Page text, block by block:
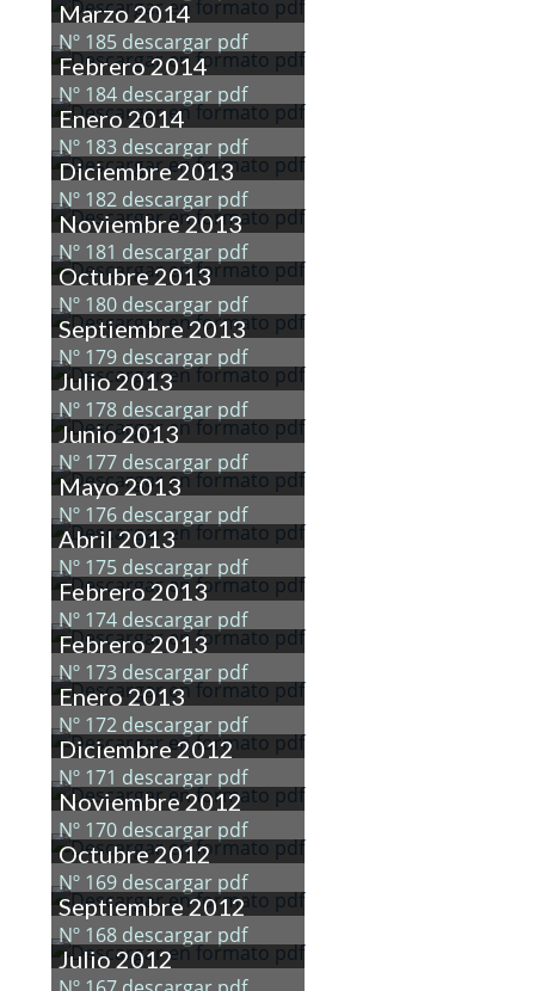
Marzo 2014
Nº 185 descargar pdf
Febrero 2014
Nº 184 descargar pdf
Enero 2014
Nº 183 descargar pdf
Diciembre 2013
Nº 182 descargar pdf
Noviembre 2013
Nº 181 descargar pdf
Octubre 2013
Nº 180 descargar pdf
Septiembre 2013
Nº 179 descargar pdf
Julio 2013
Nº 178 descargar pdf
Junio 2013
Nº 177 descargar pdf
Mayo 2013
Nº 176 descargar pdf
Abril 2013
Nº 175 descargar pdf
Febrero 2013
Nº 174 descargar pdf
Febrero 2013
Nº 173 descargar pdf
Enero 2013
Nº 172 descargar pdf
Diciembre 2012
Nº 171 descargar pdf
Noviembre 2012
Nº 170 descargar pdf
Octubre 2012
Nº 169 descargar pdf
Septiembre 2012
Nº 168 descargar pdf
Julio 2012